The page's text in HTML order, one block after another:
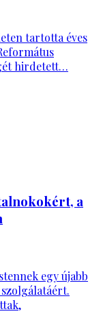
tartotta éves
hirdetett…
a
egy újabb